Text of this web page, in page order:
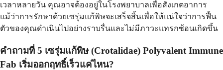
เวลาหลายวัน คุณอาจต้องอยู่ในโรงพยาบาลเพื่อสังเกตอาการ
แม้ว่าการรักษาด้วยเซรุ่มแก้พิษจะเสร็จสิ้นเพื่อให้แน่ใจว่าการฟื้น
ตัวของคุณดำเนินไปอย่างราบรื่นและไม่มีภาวะแทรกซ้อนเกิดขึ้น
คำถามที่ 5 เซรุ่มแก้พิษ (Crotalidae) Polyvalent Immune
Fab เริ่มออกฤทธิ์เร็วแค่ไหน?